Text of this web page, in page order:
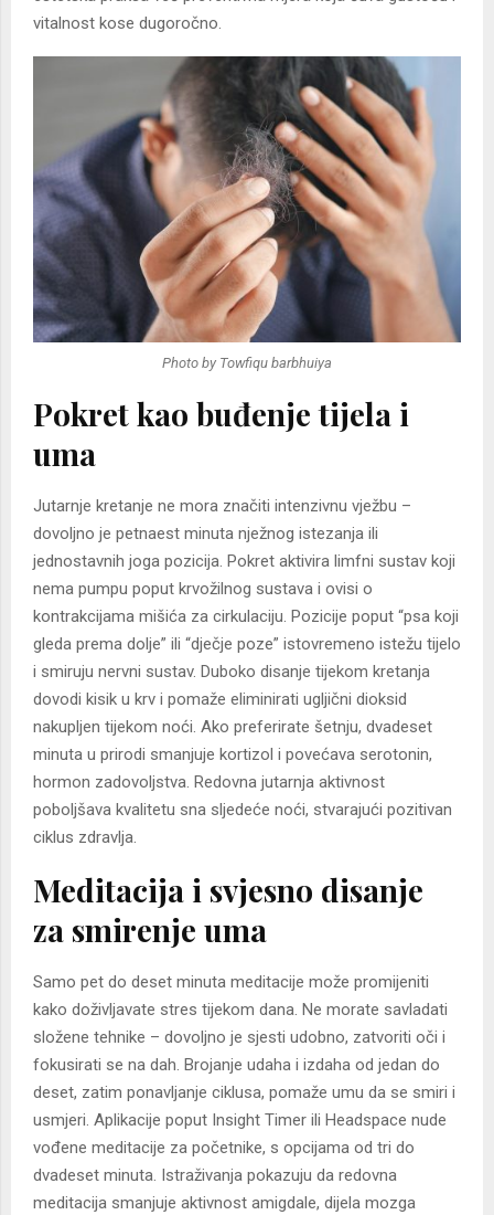
vitalnost kose dugoročno.
Photo by Towfiqu barbhuiya
Pokret kao buđenje tijela i
uma
Jutarnje kretanje ne mora značiti intenzivnu vježbu –
dovoljno je petnaest minuta nježnog istezanja ili
jednostavnih joga pozicija. Pokret aktivira limfni sustav koji
nema pumpu poput krvožilnog sustava i ovisi o
kontrakcijama mišića za cirkulaciju. Pozicije poput “psa koji
gleda prema dolje” ili “dječje poze” istovremeno istežu tijelo
i smiruju nervni sustav. Duboko disanje tijekom kretanja
dovodi kisik u krv i pomaže eliminirati ugljični dioksid
nakupljen tijekom noći. Ako preferirate šetnju, dvadeset
minuta u prirodi smanjuje kortizol i povećava serotonin,
hormon zadovoljstva. Redovna jutarnja aktivnost
poboljšava kvalitetu sna sljedeće noći, stvarajući pozitivan
ciklus zdravlja.
Meditacija i svjesno disanje
za smirenje uma
Samo pet do deset minuta meditacije može promijeniti
kako doživljavate stres tijekom dana. Ne morate savladati
složene tehnike – dovoljno je sjesti udobno, zatvoriti oči i
fokusirati se na dah. Brojanje udaha i izdaha od jedan do
deset, zatim ponavljanje ciklusa, pomaže umu da se smiri i
usmjeri. Aplikacije poput Insight Timer ili Headspace nude
vođene meditacije za početnike, s opcijama od tri do
dvadeset minuta. Istraživanja pokazuju da redovna
meditacija smanjuje aktivnost amigdale, dijela mozga